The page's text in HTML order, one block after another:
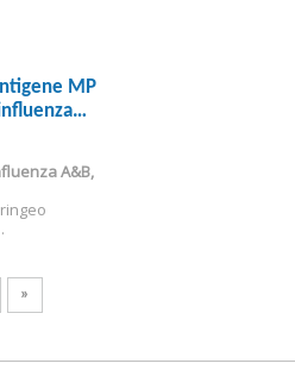
MP
A&B,
»